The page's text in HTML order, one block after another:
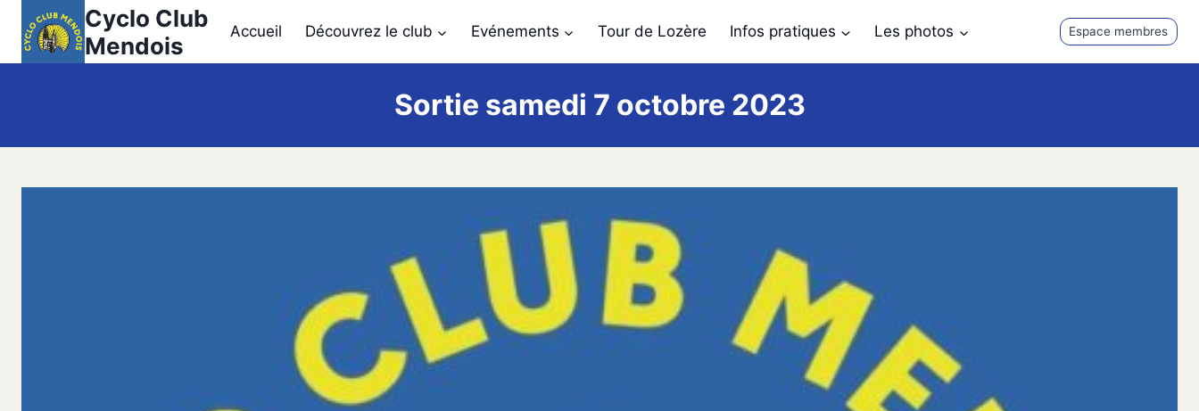
contenu
Cyclo Club
Mendois
Accueil Découvrez le club Evénements Tour de Lozère Infos pratiques Les photos Espace membres
Sortie samedi 7 octobre 2023